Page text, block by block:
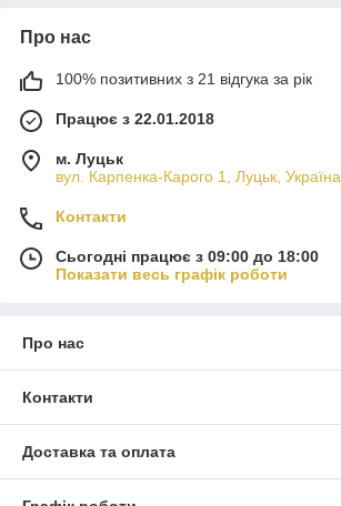
Про нас
100% позитивних з 21 відгука за рік
Працює з 22.01.2018
м. Луцьк
вул. Карпенка-Карого 1, Луцьк, Україна
Контакти
Сьогодні працює з 09:00 до 18:00
Показати весь графік роботи
Про нас
Контакти
Доставка та оплата